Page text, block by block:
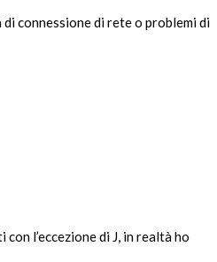
connessione di rete o problemi di
l’eccezione di J, in realtà ho